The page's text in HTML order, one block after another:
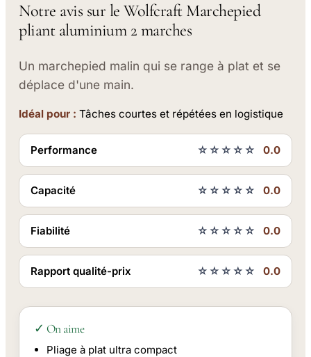
Notre avis sur le Wolfcraft Marchepied
pliant aluminium 2 marches
Un marchepied malin qui se range à plat et se
déplace d'une main.
Idéal pour : Tâches courtes et répétées en logistique
Performance ☆☆☆☆☆ 0.0
Capacité ☆☆☆☆☆ 0.0
Fiabilité ☆☆☆☆☆ 0.0
Rapport qualité-prix ☆☆☆☆☆ 0.0
✓ On aime
Pliage à plat ultra compact